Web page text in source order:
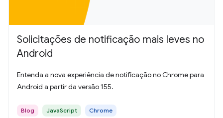
Solicitações de notificação mais leves no
Android
Entenda a nova experiência de notificação no Chrome para
Android a partir da versão 155.
Blog JavaScript Chrome